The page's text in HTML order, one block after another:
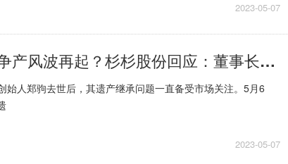
2023-05-07
【世界报资讯】争产风波再起？杉杉股份回应：董事长郑驹正常履职中
始人郑驹去世后，其遗产继承问题一直备受市场关注。5月6
2023-05-07